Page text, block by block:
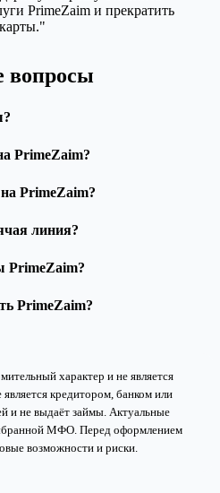
PrimeZaim и прекратить
вопросы
PrimeZaim?
PrimeZaim?
линия?
PrimeZaim?
PrimeZaim?
характер и не является
кредитором, банком или
и не выдаёт займы. Актуальные
МФО. Перед оформлением
возможности и риски.